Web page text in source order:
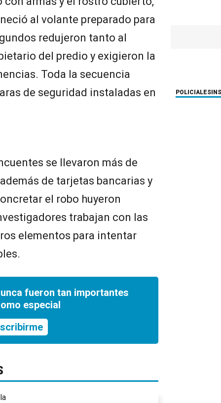
al volante preparado para
redujeron tanto al
del predio y exigieron la
Toda la secuencia
de seguridad instaladas en
se llevaron más de
de tarjetas bancarias y
el robo huyeron
trabajan con las
elementos para intentar
fueron tan importantes
especial
POLICIALES